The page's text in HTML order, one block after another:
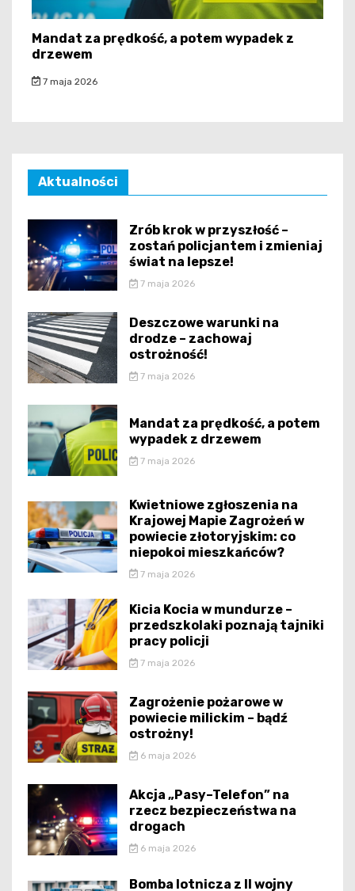
Mandat za prędkość, a potem wypadek z
drzewem
7 maja 2026
Aktualności
Zrób krok w przyszłość –
zostań policjantem i zmieniaj
świat na lepsze!
7 maja 2026
Deszczowe warunki na
drodze – zachowaj
ostrożność!
7 maja 2026
Mandat za prędkość, a potem
wypadek z drzewem
7 maja 2026
Kwietniowe zgłoszenia na
Krajowej Mapie Zagrożeń w
powiecie złotoryjskim: co
niepokoi mieszkańców?
7 maja 2026
Kicia Kocia w mundurze –
przedszkolaki poznają tajniki
pracy policji
7 maja 2026
Zagrożenie pożarowe w
powiecie milickim – bądź
ostrożny!
6 maja 2026
Akcja „Pasy–Telefon” na
rzecz bezpieczeństwa na
drogach
6 maja 2026
Bomba lotnicza z II wojny